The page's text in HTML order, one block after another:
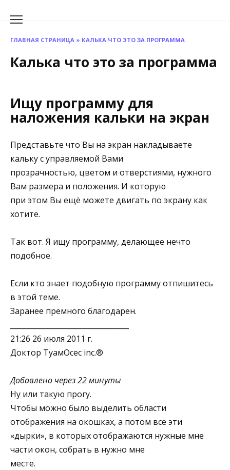
ГЛАВНАЯ СТРАНИЦА » КАЛЬКА ЧТО ЭТО ЗА ПРОГРАММА
Калька что это за программа
Ищу программу для
наложения кальки на экран
Представьте что Вы на экран накладываете
кальку с управляемой Вами
прозрачностью, цветом и отверстиями, нужного
Вам размера и положения. И которую
при этом Вы ещё можете двигать по экрану как
хотите.
Так вот. Я ищу программу, делающее нечто
подобное.
Если кто знает подобную программу отпишитесь
в этой теме.
Заранее премного благодарен.
21:26 26 июля 2011 г.
Доктор ТуамОсес inc.®
Добавлено через 22 минуты
Ну или такую прогу.
Чтобы можно было выделить области
отображения на окошках, а потом все эти
«дырки», в которых отображаются нужные мне
части окон, собрать в нужно мне
месте.